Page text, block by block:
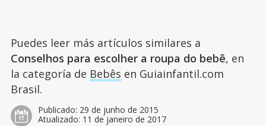
Puedes leer más artículos similares a
Conselhos para escolher a roupa do bebê, en
la categoría de Bebês en Guiainfantil.com
Brasil.
Publicado: 29 de junho de 2015
Atualizado: 11 de janeiro de 2017